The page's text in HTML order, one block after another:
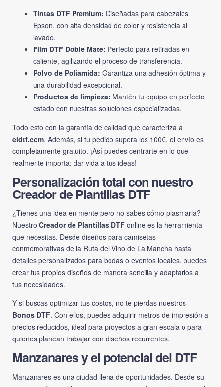
Tintas DTF Premium: Diseñadas para cabezales
Epson, con alta densidad de color y resistencia al
lavado.
Film DTF Doble Mate: Perfecto para retiradas en
caliente, agilizando el proceso de transferencia.
Polvo de Poliamida: Garantiza una adhesión óptima y
una durabilidad excepcional.
Productos de limpieza: Mantén tu equipo en perfecto
estado con nuestras soluciones especializadas.
Todo esto con la garantía de calidad que caracteriza a
eldtf.com. Además, si tu pedido supera los 100€, el envío es
completamente gratuito. ¡Así puedes centrarte en lo que
realmente importa: dar vida a tus ideas!
Personalización total con nuestro
Creador de Plantillas DTF
¿Tienes una idea en mente pero no sabes cómo plasmarla?
Nuestro Creador de Plantillas DTF online es la herramienta
que necesitas. Desde diseños para camisetas
conmemorativas de la Ruta del Vino de La Mancha hasta
detalles personalizados para bodas o eventos locales, puedes
crear tus propios diseños de manera sencilla y adaptarlos a
tus necesidades.
Y si buscas optimizar tus costos, no te pierdas nuestros
Bonos DTF. Con ellos, puedes adquirir metros de impresión a
precios reducidos, ideal para proyectos a gran escala o para
quienes planean trabajar con diseños recurrentes.
Manzanares y el potencial del DTF
Manzanares es una ciudad llena de oportunidades. Desde su